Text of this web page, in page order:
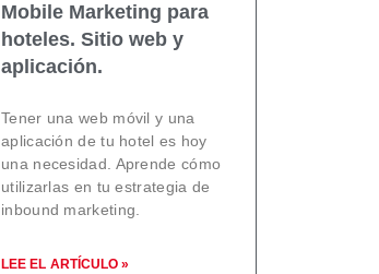
Mobile Marketing para
hoteles. Sitio web y
aplicación.
Tener una web móvil y una
aplicación de tu hotel es hoy
una necesidad. Aprende cómo
utilizarlas en tu estrategia de
inbound marketing.
LEE EL ARTÍCULO »